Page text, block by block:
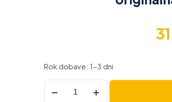
Rok dobave: 1-3 dni
Baterija
za